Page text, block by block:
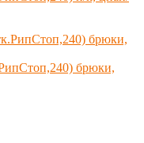
брюки,